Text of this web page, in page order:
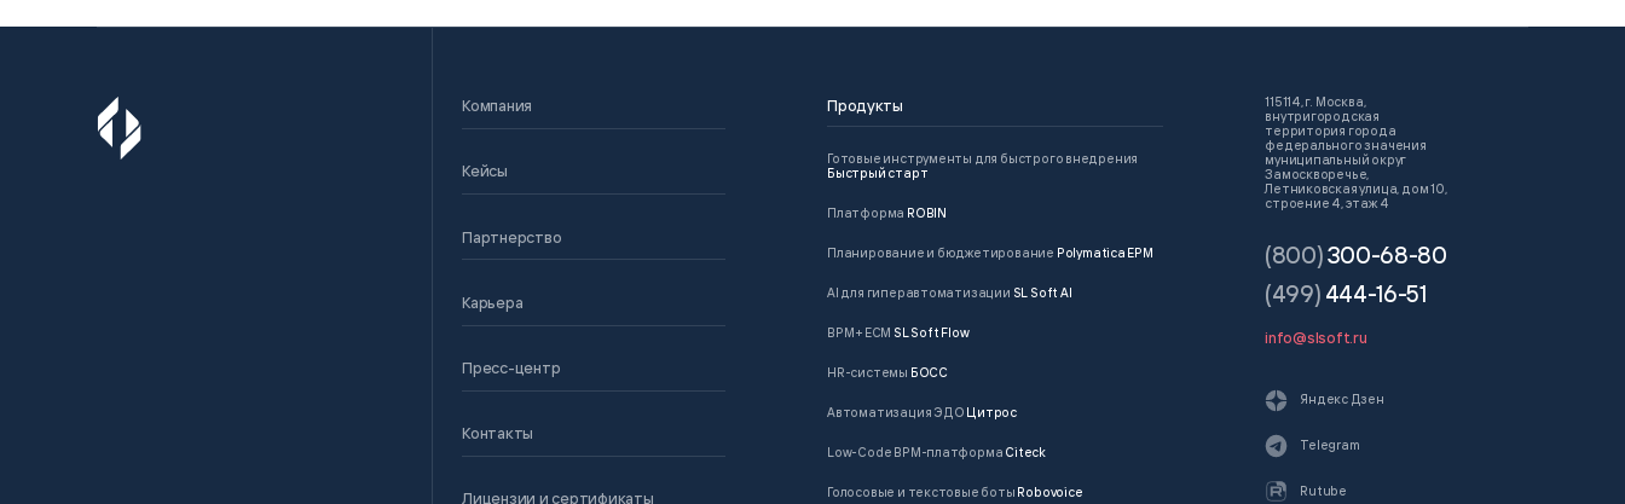
Компания
Кейсы
Партнерство
Карьера
Пресс-центр
Контакты
Лицензии и сертификаты
Продукты
Готовые инструменты для быстрого внедрения
Быстрый старт
Платформа ROBIN
Планирование и бюджетирование Polymatica EPM
AI для гиперавтоматизации SL Soft AI
BPM + ECM SL Soft Flow
HR-системы БОСС
Автоматизация ЭДО Цитрос
Low-Code BPM-платформа Citeck
Голосовые и текстовые боты Robovoice
115114, г. Москва,
внутригородская
территория города
федерального значения
муниципальный округ
Замоскворечье,
Летниковская улица, дом 10,
строение 4, этаж 4
(800)300-68-80
(499) 444-16-51
info@slsoft.ru
Яндекс Дзен
Telegram
Rutube